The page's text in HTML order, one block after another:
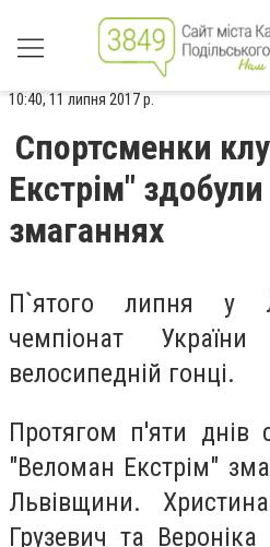
10:40, 11 липня 2017 р.
Спортсменки
Екстрім"
змаганнях
П`ятого липня у
чемпіонат
велосипедній гонці.
Протягом п'яти днів
"Веломан Екстрім"
Львівщини.
Грузевич та